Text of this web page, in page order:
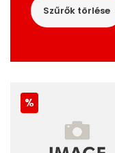
Szűrők törlése